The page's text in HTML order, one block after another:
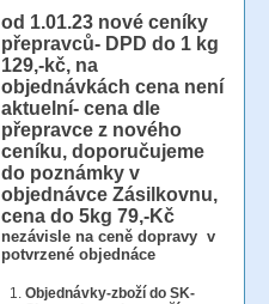
od 1.01.23 nové ceníky
přepravců- DPD do 1 kg
129,-kč, na
objednávkách cena není
aktuelní- cena dle
přepravce z nového
ceníku, doporučujeme
do poznámky v
objednávce Zásilkovnu,
cena do 5kg 79,-Kč
nezávisle na ceně dopravy v
potvrzené objednáce
Objednávky-zboží do SK-